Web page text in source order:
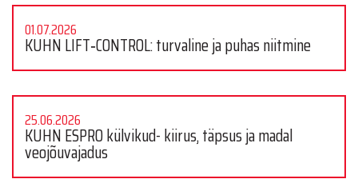
01.07.2026
KUHN LIFT‑CONTROL: turvaline ja puhas niitmine
25.06.2026
KUHN ESPRO külvikud- kiirus, täpsus ja madal
veojõuvajadus